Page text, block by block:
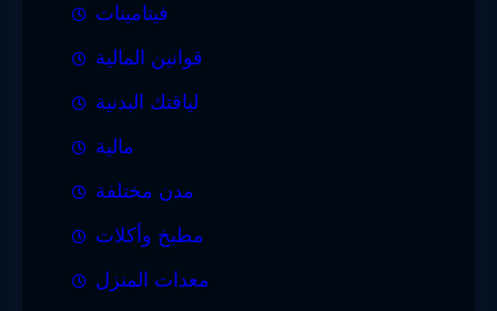
فيتامينات
قوانين المالية
لياقتك البدنية
مالية
مدن مختلفة
مطبخ وأكلات
معدات المنزل